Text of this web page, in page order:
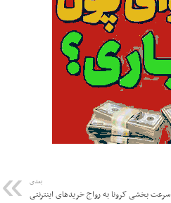
بعدی
سرعت بخشی کرونا به رواج خریدهای اینترنتی